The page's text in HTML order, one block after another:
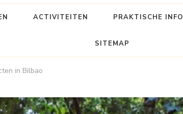
ACTIVITEITEN PRAKTISCHE INFO
SITEMAP
in Bilbao